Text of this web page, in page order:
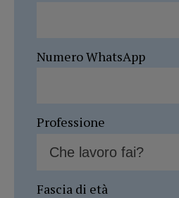
Numero WhatsApp
Professione
Fascia di età